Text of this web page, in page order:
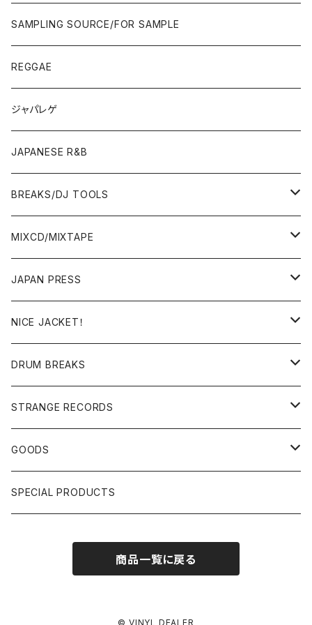
JAPAN ONLY RELEASE/REMIX
ROCK/AOR
LP
JAPANESE
OTHERS
7"/12"
JAPANESE
OTHERS
SAMPLING SOURCE/FOR SAMPLE
REGGAE
ジャパレゲ
JAPANESE R&B
BREAKS/DJ TOOLS
BREAKS/MEGAMIX/CUT UP
RE-EDIT/DJ TOOLS
MIXCD/MIXTAPE
MIXCD
日本語ラップ
JAPANESE DJ
MIXTAPE
JAPAN PRESS
LP(+ OBI)
7"/12"
NICE JACKET！
DONUTS 45
GIRLS
HIPHOP CLASSIC GALLERY
日本語ラップ CLASSIC GALLERY
DRUM BREAKS
US/UK/OTHERS
JAPANESE
STRANGE RECORDS
DRUM DRUM DRUM/KARAOKE
パチソン/AUDIO CHECK/LIBRARY
GOODS
BOOK
SPECIAL PRODUCTS
商品一覧に戻る
© VINYL DEALER